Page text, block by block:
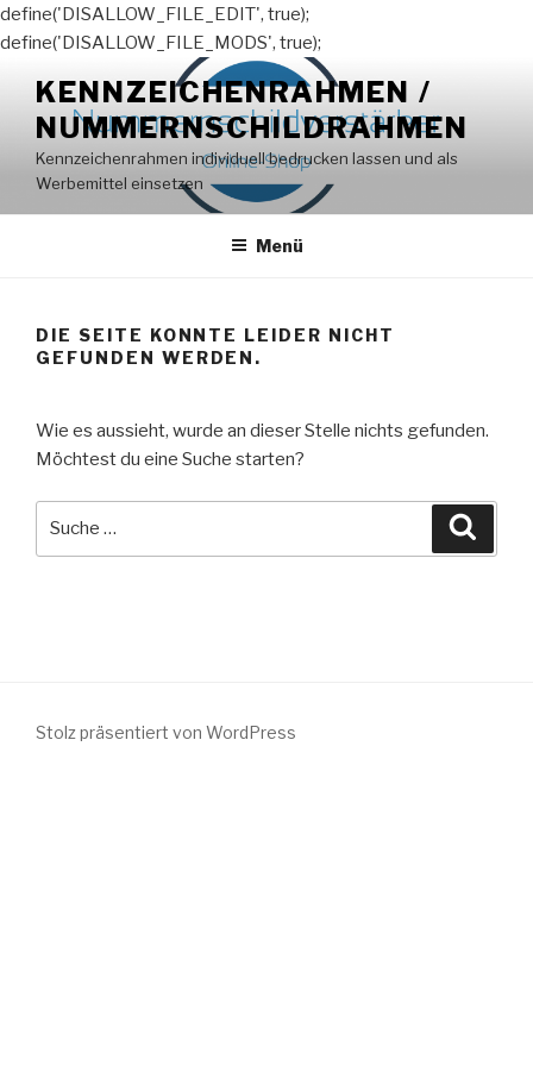
define('DISALLOW_FILE_EDIT', true);
define('DISALLOW_FILE_MODS', true);
Inhalt
springen
KENNZEICHENRAHMEN /
NUMMERNSCHILDRAHMEN
Kennzeichenrahmen individuell bedrucken lassen und als
Werbemittel einsetzen
Menü
DIE SEITE KONNTE LEIDER NICHT
GEFUNDEN WERDEN.
Wie es aussieht, wurde an dieser Stelle nichts gefunden.
Möchtest du eine Suche starten?
Stolz präsentiert von WordPress